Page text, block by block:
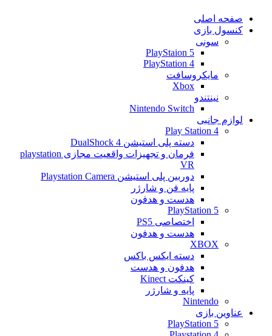
صفحه اصلی
کنسول بازی
سونی
PlayStaion 5
PlayStation 4
مایکروسافت
Xbox
نینتندو
Nintendo Switch
لوازم جانبی
Play Station 4
دسته پلی استیشن 4 DualShock
فرمان و تجهیزات واقعیت مجازی playstation
VR
دوربین پلی استیشن Playstation Camera
پایه فن و شارژر
هدست و هدفون
PlayStation 5
اختصاصی PS5
هدست و هدفون
XBOX
دسته ایکس باکس
هدفون و هدست
کینکت Kinect
پایه و شارژر
Nintendo
عناوین بازی
PlayStation 5